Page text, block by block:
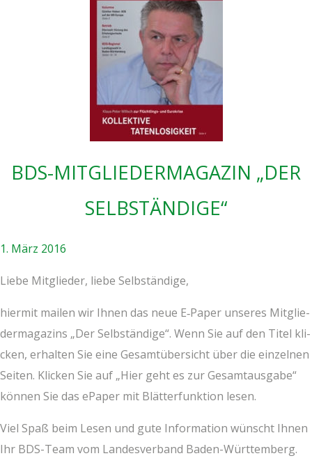
BDS-MIT­GLIE­DER­MA­GA­ZIN „DER
SELBSTÄNDIGE“
1. März 2016
Lie­be Mit­glie­der, lie­be Selbständige,
hier­mit mai­len wir Ihnen das neue E‑Paper unse­res Mit­glie­
der­ma­ga­zins „Der Selb­stän­di­ge“. Wenn Sie auf den Titel kli­
cken, erhal­ten Sie eine Gesamt­über­sicht über die ein­zel­nen
Sei­ten. Kli­cken Sie auf „Hier geht es zur Gesamt­aus­ga­be“
kön­nen Sie das ePa­per mit Blät­ter­funk­ti­on lesen.
Viel Spaß beim Lesen und gute Infor­ma­ti­on wünscht Ihnen
Ihr BDS-Team vom Lan­des­ver­band Baden-Württemberg.